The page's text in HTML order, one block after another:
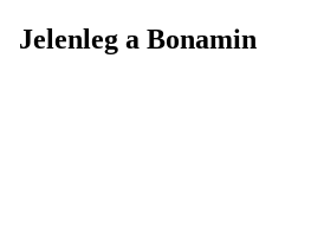
Jelenleg a Bonamin